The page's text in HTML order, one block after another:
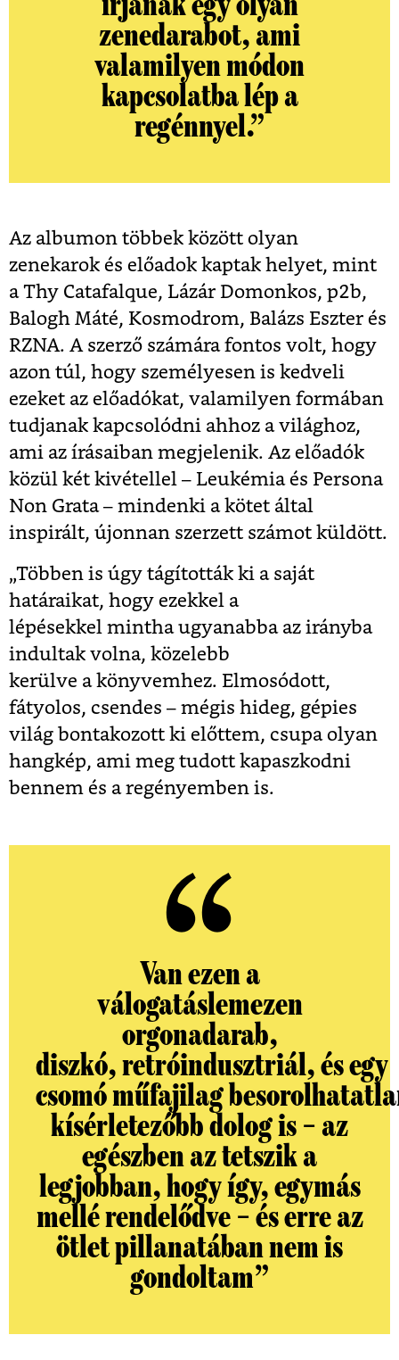
zenedarabot, ami
valamilyen módon
kapcsolatba lép a
regénnyel.”
Az albumon többek között olyan
zenekarok és előadok kaptak helyet, mint
a Thy Catafalque, Lázár Domonkos, p2b,
Balogh Máté, Kosmodrom, Balázs Eszter és
RZNA. A szerző számára fontos volt, hogy
azon túl, hogy személyesen is kedveli
ezeket az előadókat, valamilyen formában
tudjanak kapcsolódni ahhoz a világhoz,
ami az írásaiban megjelenik. Az előadók
közül két kivétellel – Leukémia és Persona
Non Grata – mindenki a kötet által
inspirált, újonnan szerzett számot küldött.
„Többen is úgy tágították ki a saját
határaikat, hogy ezekkel a
lépésekkel mintha ugyanabba az irányba
indultak volna, közelebb
kerülve a könyvemhez. Elmosódott,
fátyolos, csendes – mégis hideg, gépies
világ bontakozott ki előttem, csupa olyan
hangkép, ami meg tudott kapaszkodni
bennem és a regényemben is.
Van ezen a
válogatáslemezen
orgonadarab,
diszkó, retróindusztriál, és egy
csomó műfajilag
kísérletezőbb dolog is – az
egészben az tetszik a
legjobban, hogy így, egymás
mellé rendelődve – és erre az
ötlet pillanatában nem is
gondoltam”